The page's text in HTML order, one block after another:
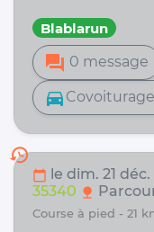
Blablarun
forum 0 message
directions_car
history
calendar_today le dim. 21 déc.
35340 nature
course à pied -